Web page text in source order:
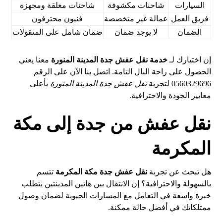
السيارات
شاحنات مكشوفة
شاحنات مغلقة ومجهزة
فريق العمل عمالة غير متخصصة
فنيون محترفون
الضمان
لا يوجد ضمان ضمان شامل على المنقولات
إن اختيارك لـخدمة نقل عفش جدة المدينة المنورة معنا يعني
الحصول على راحة البال التامة. اتصل بنا الآن على الرقم
0560329696 لتجربة
نقل عفش جدة المدينة المنورة بأعلى
معايير الجودة والاحترافية.
نقل عفش من جدة إلى مكة
المكرمة
هل تبحث عن تجربةنقل عفش جدة مكة المكرمة تتسم
بالسهولة والاحترافية؟ إن الانتقال بين هاتين المدينتين يتطلب
خبرة واسعة في التعامل مع المسارات الحيوية لضمان وصول
ممتلكاتك في أفضل حالة ممكنة.